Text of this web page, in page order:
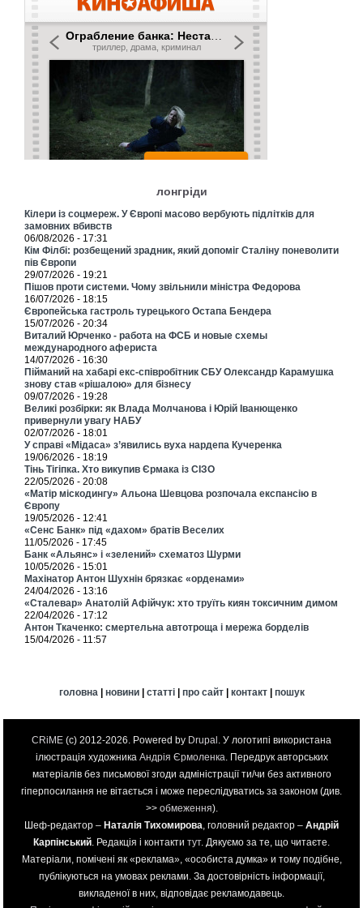
лонгріди
Кілери із соцмереж. У Європі масово вербують підлітків для
замовних вбивств
06/08/2026 - 17:31
Кім Філбі: розбещений зрадник, який допоміг Сталіну поневолити
пів Європи
29/07/2026 - 19:21
Пішов проти системи. Чому звільнили міністра Федорова
16/07/2026 - 18:15
Європейська гастроль турецького Остапа Бендера
15/07/2026 - 20:34
Виталий Юрченко - работа на ФСБ и новые схемы
международного афериста
14/07/2026 - 16:30
Пійманий на хабарі екс-співробітник СБУ Олександр Карамушка
знову став «рішалою» для бізнесу
09/07/2026 - 19:28
Великі розбірки: як Влада Молчанова і Юрій Іванющенко
привернули увагу НАБУ
02/07/2026 - 18:01
У справі «Мідаса» з’явились вуха нардепа Кучеренка
19/06/2026 - 18:19
Тінь Тігіпка. Хто викупив Єрмака із СІЗО
22/05/2026 - 20:08
«Матір міскодингу» Альона Шевцова розпочала експансію в
Європу
19/05/2026 - 12:41
«Сенс Банк» під «дахом» братів Веселих
11/05/2026 - 17:45
Банк «Альянс» і «зелений» схематоз Шурми
10/05/2026 - 15:01
Махінатор Антон Шухнін брязкає «орденами»
24/04/2026 - 13:16
«Сталевар» Анатолій Афійчук: хто труїть киян токсичним димом
22/04/2026 - 17:12
Антон Ткаченко: смертельна автотроща і мережа борделів
15/04/2026 - 11:57
головна| новини| статті| про сайт| контакт| пошук
CRiME (c) 2012-2026. Powered by Drupal . У логотипі використана
ілюстрація художника Андрія Єрмоленка. Передрук авторських
матеріалів без письмової згоди адміністрації ти/чи без активного
гіперпосилання не вітається і може переслідуватись за законом (див.
>> обмеження).
Шеф-редактор – Наталія Тихомирова, головний редактор – Андрій
Карпінський. Редакція і контакти тут. Дякуємо за те, що читаєте.
Матеріали, помічені як «реклама», «особиста думка» и тому подібне,
публікуються на умовах реклами. За достовірність інформації,
викладеної в них, відповідає рекламодавець.